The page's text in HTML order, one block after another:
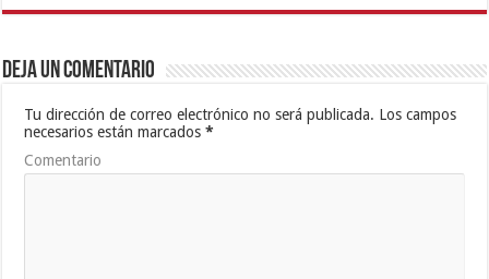
Deja un comentario
Tu dirección de correo electrónico no será publicada. Los campos
necesarios están marcados*
Comentario